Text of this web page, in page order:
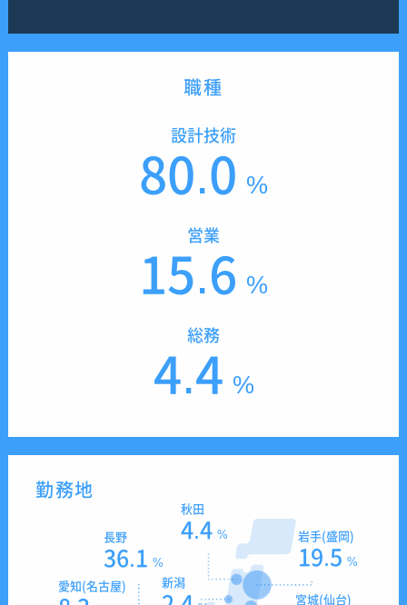
職種
設計技術
80.0 %
営業
15.6 %
総務
4.4 %
勤務地
岩手(盛岡)
19.5 %
宮城(仙台)
秋田
4.4 %
新潟
長野
36.1 %
愛知(名古屋)